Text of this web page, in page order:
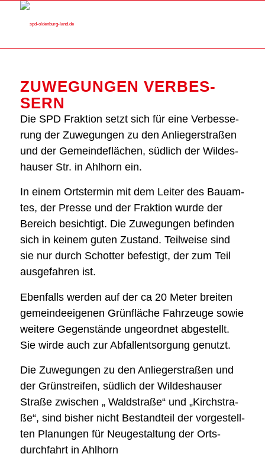
ZUWE­GUN­GEN VER­BES­
SERN
Die SPD Frak­ti­on setzt sich für eine Ver­bes­se­
rung der Zuwe­gun­gen zu den Anlie­ger­stra­ßen
und der Gemein­de­flä­chen, süd­lich der Wil­des­
hau­ser Str. in Ahl­horn ein.
In einem Orts­ter­min mit dem Lei­ter des Bau­am­
tes, der Pres­se und der Frak­ti­on wur­de der
Bereich besich­tigt. Die Zuwe­gun­gen befin­den
sich in kei­nem guten Zustand. Teil­wei­se sind
sie nur durch Schot­ter befes­tigt, der zum Teil
aus­ge­fah­ren ist.
Eben­falls wer­den auf der ca 20 Meter brei­ten
gemein­de­ei­ge­nen Grün­flä­che Fahr­zeu­ge sowie
wei­te­re Gegen­stän­de unge­ord­net abge­stellt.
Sie wir­de auch zur Abfall­ent­sor­gung genutzt.
Die Zuwe­gun­gen zu den Anlie­ger­stra­ßen und
der Grün­strei­fen, süd­lich der Wil­des­hau­ser
Stra­ße zwi­schen „ Wald­stra­ße“ und „Kirch­stra­
ße“, sind bis­her nicht Bestand­teil der vor­ge­stell­
ten Pla­nun­gen für Neu­ge­stal­tung der Orts­
durch­fahrt in Ahl­horn